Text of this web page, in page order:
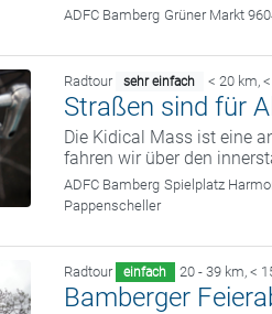
ADFC Bamberg Grüner Markt
Radtour sehr einfach < 20 km,
Straßen sind für
Die Kidical Mass ist eine
fahren wir über den
ADFC Bamberg Spielplatz
Pappenscheller
Radtour einfach 20 - 39 km, <
Bamberger